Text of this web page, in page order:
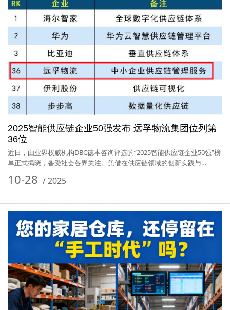
2025智能供应链企业50强发布 远孚物流集团位列第
36位
近日，由业界权威机构DBC德本咨询评选的“2025智能供应链企业50强”榜
单正式揭晓，备受社会各界关注。凭借在供应链领域的创新实践与…
10-28 /2025